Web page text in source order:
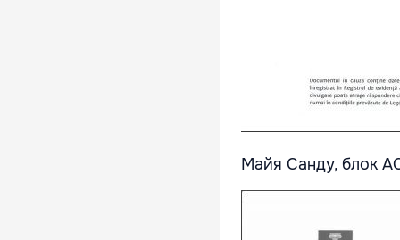
Майя Санду, блок